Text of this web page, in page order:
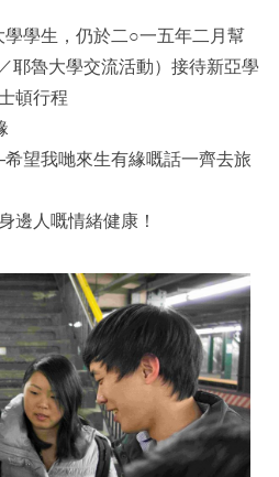
學生，仍於二○一五年二月幫
耶魯大學交流活動）接待新亞學
頓行程
望我哋來生有緣嘅話一齊去旅
邊人嘅情緒健康！